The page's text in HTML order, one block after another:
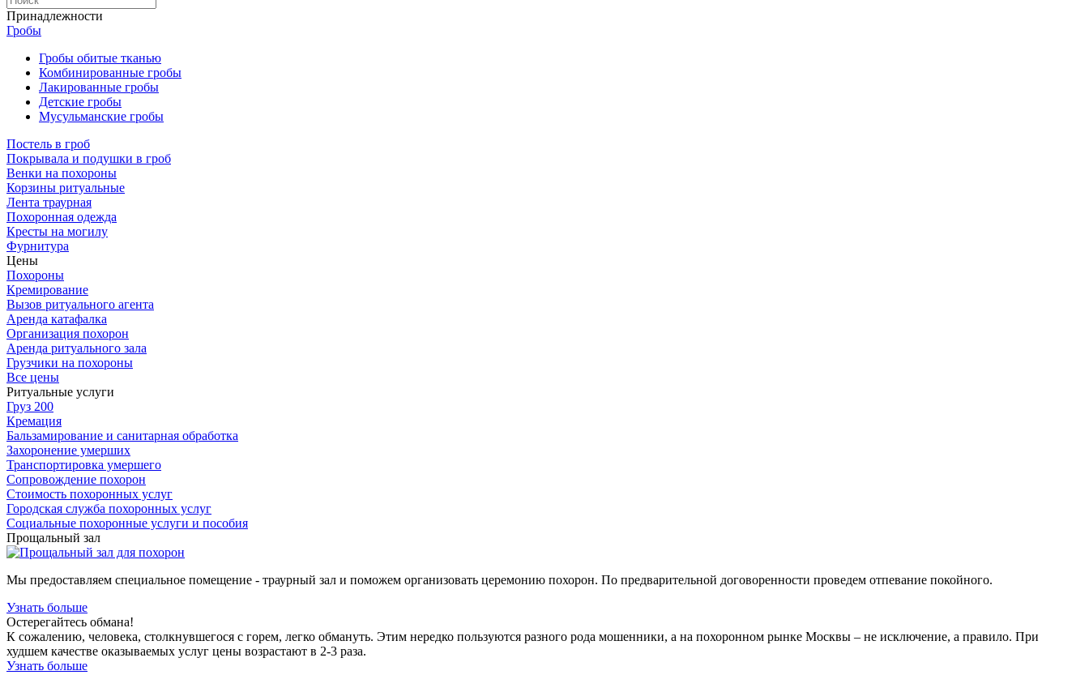
Принадлежности
Гробы
Гробы обитые тканью
Комбинированные гробы
Лакированные гробы
Детские гробы
Мусульманские гробы
Постель в гроб
Покрывала и подушки в гроб
Венки на похороны
Корзины ритуальные
Лента траурная
Похоронная одежда
Кресты на могилу
Фурнитура
Цены
Похороны
Кремирование
Вызов ритуального агента
Аренда катафалка
Организация похорон
Аренда ритуального зала
Грузчики на похороны
Все цены
Ритуальные услуги
Груз 200
Кремация
Бальзамирование и санитарная обработка
Захоронение умерших
Транспортировка умершего
Сопровождение похорон
Стоимость похоронных услуг
Городская служба похоронных услуг
Социальные похоронные услуги и пособия
Прощальный зал
Мы предоставляем специальное помещение - траурный зал и поможем организовать церемонию похорон. По предварительной договоренности проведем отпевание покойного.
Узнать больше
Остерегайтесь обмана!
К сожалению, человека, столкнувшегося с горем, легко обмануть. Этим нередко пользуются разного рода мошенники, а на похоронном рынке Москвы – не исключение, а правило. При
худшем качестве оказываемых услуг цены возрастают в 2-3 раза.
Узнать больше